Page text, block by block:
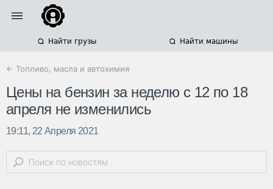
Найти грузы Найти машины
← Топливо, масла и автохимия
Цены на бензин за неделю с 12 по 18
апреля не изменились
19:11, 22 Апреля 2021